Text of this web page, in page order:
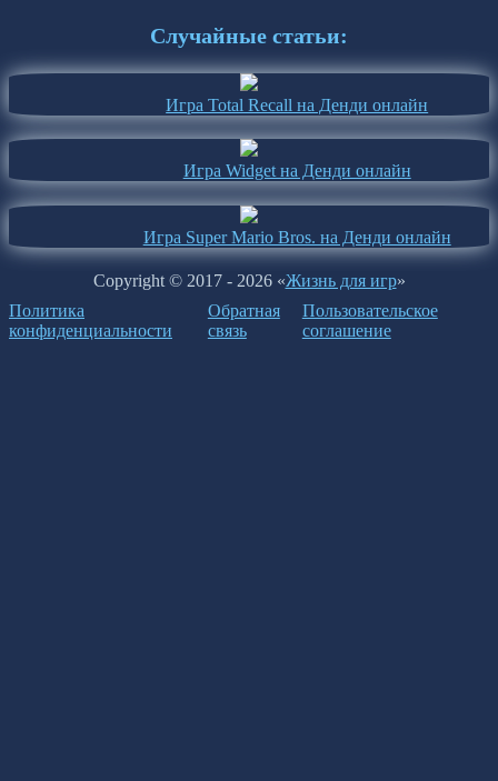
Случайные статьи:
Игра Total Recall на Денди онлайн
Игра Widget на Денди онлайн
Игра Super Mario Bros. на Денди онлайн
Copyright © 2017 - 2026 «Жизнь для игр»
Политика
конфиденциальности
Обратная
связь
Пользовательское
соглашение